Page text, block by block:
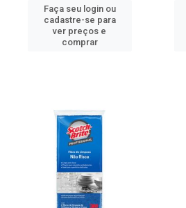
Faça seu login ou
cadastre-se para
ver preços e
comprar